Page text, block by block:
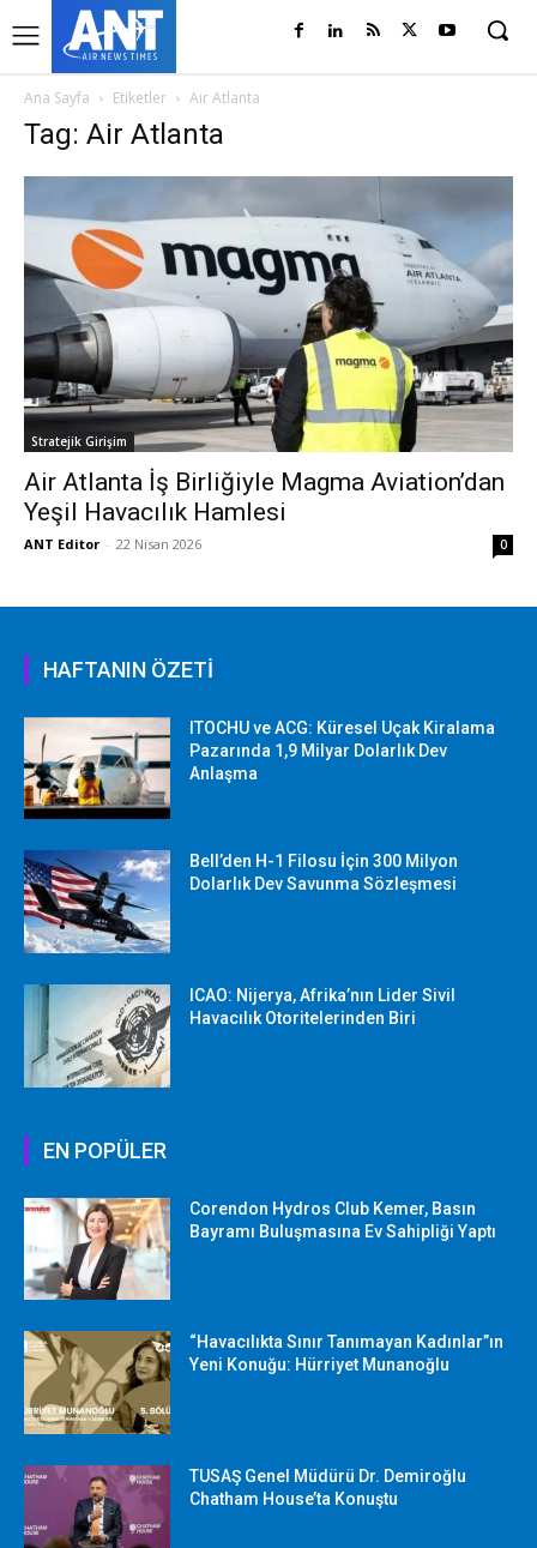
Ana Sayfa Etiketler Air Atlanta
Tag: Air Atlanta
Stratejik Girişim
Air Atlanta İş Birliğiyle Magma Aviation’dan
Yeşil Havacılık Hamlesi
ANT Editor - 22 Nisan 2026 0
HAFTANIN ÖZETİ
ITOCHU ve ACG: Küresel Uçak Kiralama
Pazarında 1,9 Milyar Dolarlık Dev
Anlaşma
Bell’den H-1 Filosu İçin 300 Milyon
Dolarlık Dev Savunma Sözleşmesi
ICAO: Nijerya, Afrika’nın Lider Sivil
Havacılık Otoritelerinden Biri
EN POPÜLER
Corendon Hydros Club Kemer, Basın
Bayramı Buluşmasına Ev Sahipliği Yaptı
“Havacılıkta Sınır Tanımayan Kadınlar”ın
Yeni Konuğu: Hürriyet Munanoğlu
TUSAŞ Genel Müdürü Dr. Demiroğlu
Chatham House’ta Konuştu